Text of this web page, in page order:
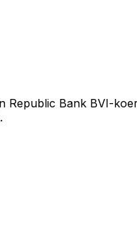
Republic Bank BVI-